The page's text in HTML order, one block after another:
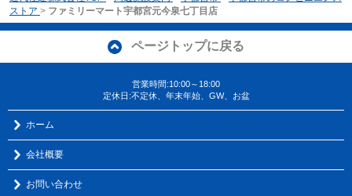
ストア > ファミリーマート宇都宮元今泉七丁目店
ページトップに戻る
営業時間:10:00～18:00
定休日:不定休、年末年始、GW、お盆
ホーム
会社概要
お問い合わせ